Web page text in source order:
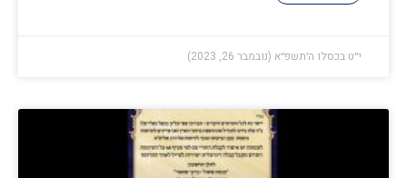
י״ט בכסלו ה׳תשפ״א (נובמבר 26, 2023)